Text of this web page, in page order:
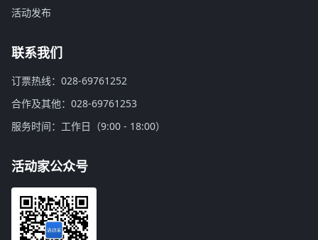
活动发布
联系我们
订票热线：028-69761252
合作及其他：028-69761253
服务时间：工作日（9:00 - 18:00）
活动家公众号